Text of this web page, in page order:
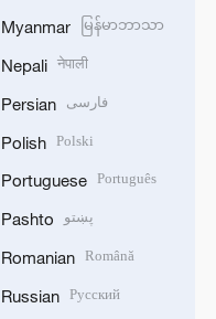
Myanmar မြန်မာဘာသာ
Nepali नेपाली
Persian فارسی
Polish Polski
Portuguese Português
Pashto پښتو
Romanian Română
Russian Русский